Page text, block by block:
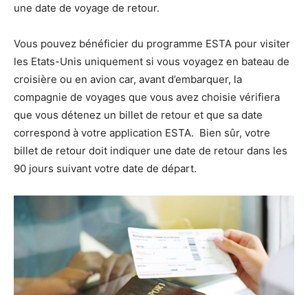
une date de voyage de retour.
Vous pouvez bénéficier du programme ESTA pour visiter
les Etats-Unis uniquement si vous voyagez en bateau de
croisière ou en avion car, avant d’embarquer, la
compagnie de voyages que vous avez choisie vérifiera
que vous détenez un billet de retour et que sa date
correspond à votre application ESTA. Bien sûr, votre
billet de retour doit indiquer une date de retour dans les
90 jours suivant votre date de départ.